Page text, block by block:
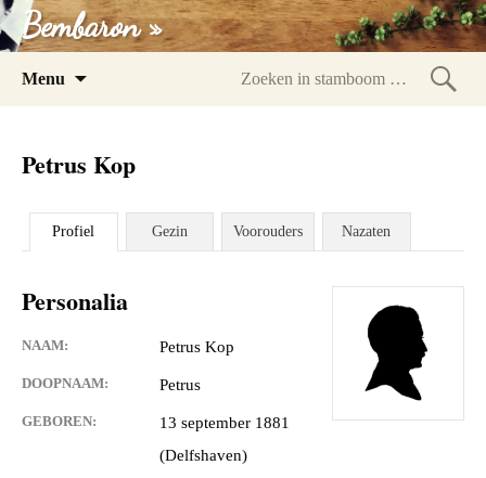
Bembaron »
Menu
Petrus Kop
Profiel Gezin Voorouders Nazaten
Personalia
NAAM: Petrus Kop
DOOPNAAM: Petrus
GEBOREN:
13 september 1881
(Delfshaven)